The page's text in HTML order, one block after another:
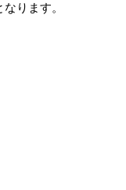
ります。